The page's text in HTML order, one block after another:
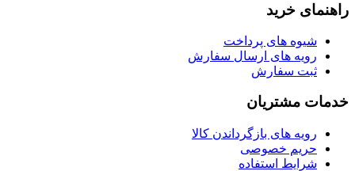
راهنمای خرید
شیوه های پرداخت
رویه های ارسال سفارش
ثبت سفارش
خدمات مشتریان
رویه های بازگرداندن کالا
حریم خصوصی
شرایط استفاده